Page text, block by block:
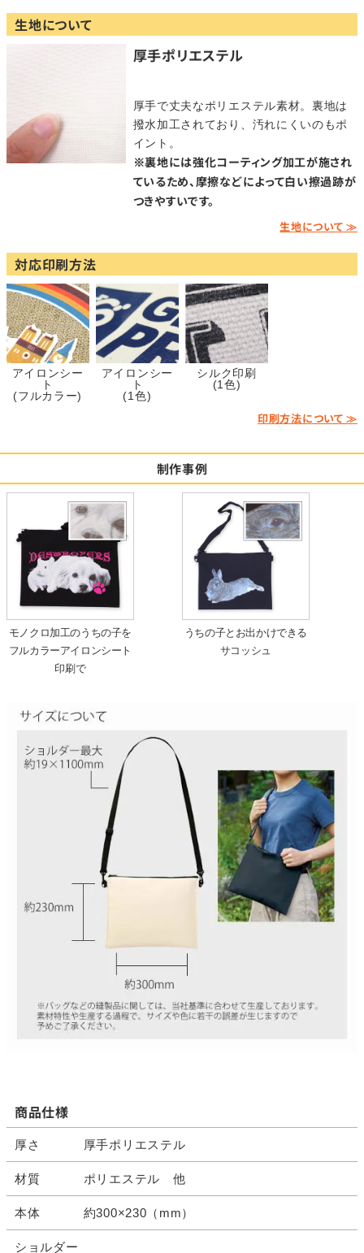
生地について
厚手ポリエステル
厚手で丈夫なポリエステル素材。裏地は
撥水加工されており、汚れにくいのもポ
イント。
※裏地には強化コーティング加工が施され
ているため、摩擦などによって白い擦過跡が
つきやすいです。
生地について ≫
対応印刷方法
アイロンシー
ト
(フルカラー)
アイロンシー
ト
(1色)
シルク印刷
(1色)
印刷方法について ≫
制作事例
モノクロ加工のうちの子を
フルカラーアイロンシート
印刷で
うちの子とお出かけできる
サコッシュ
商品仕様
厚さ 厚手ポリエステル
材質 ポリエステル 他
本体 約300×230（mm）
ショルダー